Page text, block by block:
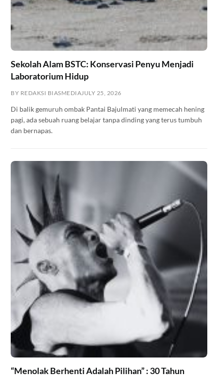
Sekolah Alam BSTC: Konservasi Penyu Menjadi
Laboratorium Hidup
BY REDAKSI BIASMEDIAJULY 25, 2026
Di balik gemuruh ombak Pantai Bajulmati yang memecah hening
pagi, ada sebuah ruang belajar tanpa dinding yang terus tumbuh
dan bernapas.
“Menolak Berhenti Adalah Pilihan” : 30 Tahun